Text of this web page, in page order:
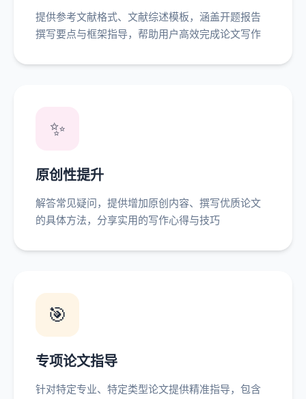
提供参考文献格式、文献综述模板，涵盖开题报告
撰写要点与框架指导，帮助用户高效完成论文写作
✨
原创性提升
解答常见疑问，提供增加原创内容、撰写优质论文
的具体方法，分享实用的写作心得与技巧
🎯
专项论文指导
针对特定专业、特定类型论文提供精准指导，包含